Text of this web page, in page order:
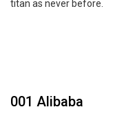
titan as never before.
001 Alibaba